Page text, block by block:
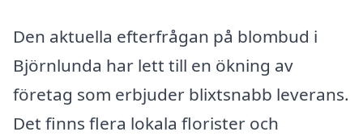
Den aktuella efterfrågan på blombud i
Björnlunda har lett till en ökning av
företag som erbjuder blixtsnabb leverans.
Det finns flera lokala florister och